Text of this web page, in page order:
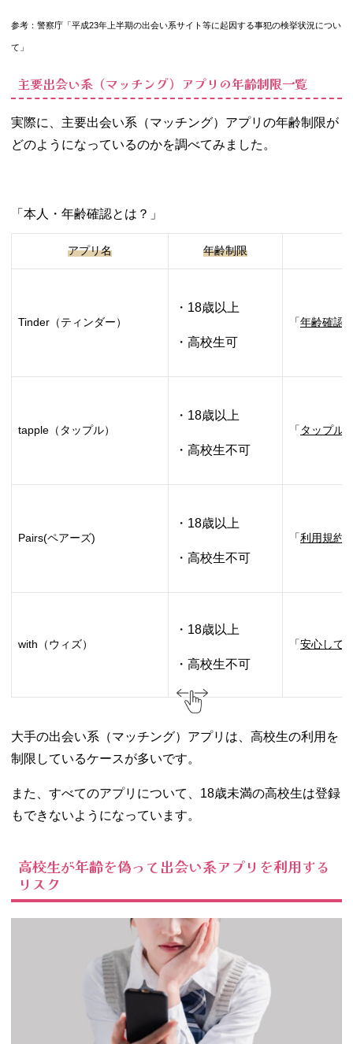
グ）アプリ以外
参考：警察庁「平成23年上半期の出会い系サイト等に起因する事犯の検挙状況につい
て」
主要出会い系（マッチング）アプリの年齢制限一覧
実際に、主要出会い系（マッチング）アプリの年齢制限が
どのようになっているのかを調べてみました。
「 本人・年齢確認とは？ 」
アプリ名 年齢制限
Tinder（ティンダー）
・18歳以上
・高校生可
「年齢確認
tapple（タップル）
・18歳以上
・高校生不可
「 タップル
Pairs(ペアーズ)
・18歳以上
・高校生不可
「利用規約
with（ウィズ）
・18歳以上
・高校生不可
「安心して
大手の出会い系（マッチング）アプリは、高校生の利用を
制限しているケースが多いです。
また、すべてのアプリについて、18歳未満の高校生は登録
もできないようになっています。
高校生が年齢を偽って出会い系アプリを利用する
リスク